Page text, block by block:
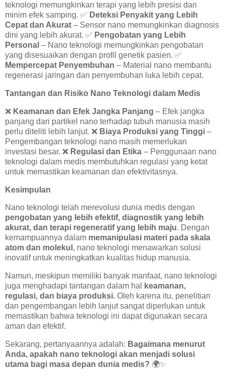
teknologi memungkinkan terapi yang lebih presisi dan
minim efek samping. ✅ Deteksi Penyakit yang Lebih
Cepat dan Akurat – Sensor nano memungkinkan diagnosis
dini yang lebih akurat. ✅ Pengobatan yang Lebih
Personal – Nano teknologi memungkinkan pengobatan
yang disesuaikan dengan profil genetik pasien. ✅
Mempercepat Penyembuhan – Material nano membantu
regenerasi jaringan dan penyembuhan luka lebih cepat.
Tantangan dan Risiko Nano Teknologi dalam Medis
❌ Keamanan dan Efek Jangka Panjang – Efek jangka
panjang dari partikel nano terhadap tubuh manusia masih
perlu diteliti lebih lanjut. ❌ Biaya Produksi yang Tinggi –
Pengembangan teknologi nano masih memerlukan
investasi besar. ❌ Regulasi dan Etika – Penggunaan nano
teknologi dalam medis membutuhkan regulasi yang ketat
untuk memastikan keamanan dan efektivitasnya.
Kesimpulan
Nano teknologi telah merevolusi dunia medis dengan
pengobatan yang lebih efektif, diagnostik yang lebih
akurat, dan terapi regeneratif yang lebih maju. Dengan
kemampuannya dalam memanipulasi materi pada skala
atom dan molekul , nano teknologi menawarkan solusi
inovatif untuk meningkatkan kualitas hidup manusia.
Namun, meskipun memiliki banyak manfaat, nano teknologi
juga menghadapi tantangan dalam hal
keamanan,
regulasi, dan biaya produksi. Oleh karena itu, penelitian
dan pengembangan lebih lanjut sangat diperlukan untuk
memastikan bahwa teknologi ini dapat digunakan secara
aman dan efektif.
Sekarang, pertanyaannya adalah: Bagaimana menurut
Anda, apakah nano teknologi akan menjadi solusi
utama bagi masa depan dunia medis? 🌍✨